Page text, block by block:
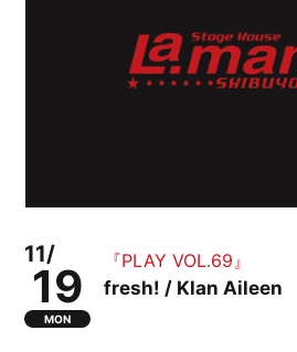
11/
19
MON
『PLAY VOL.69』
fresh! / Klan Aileen